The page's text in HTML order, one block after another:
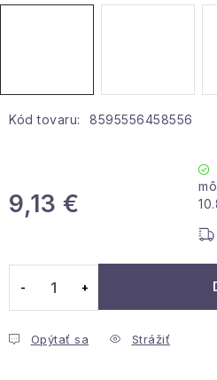
Veľkoobchodná spolupráca
Info o nákupe
Kód tovaru: 8595556458556
9,13 €
Opýtať sa Strážiť